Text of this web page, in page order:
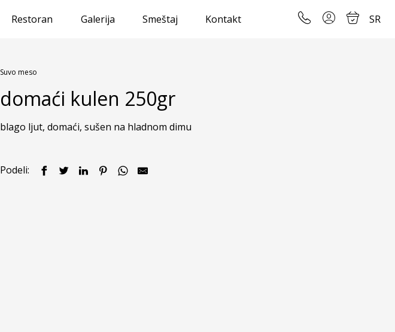
Restoran Galerija Smeštaj Kontakt SR
Suvo meso
domaći kulen 250gr
blago ljut, domaći, sušen na hladnom dimu
Podeli: